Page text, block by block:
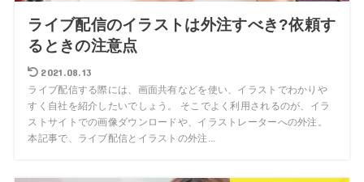
ライブ配信のイラストは外注すべき?依頼す
るときの注意点
2021.08.13
ライブ配信する際には、画面共有などを使い、イラストでわかりや
すく自社を紹介したいでしょう。 そこでよく利用されるのが、イラ
ストサイトでの画像ダウンロードや、イラストレーターへの外注。
本記事で、ライブ配信とイラストの外注...